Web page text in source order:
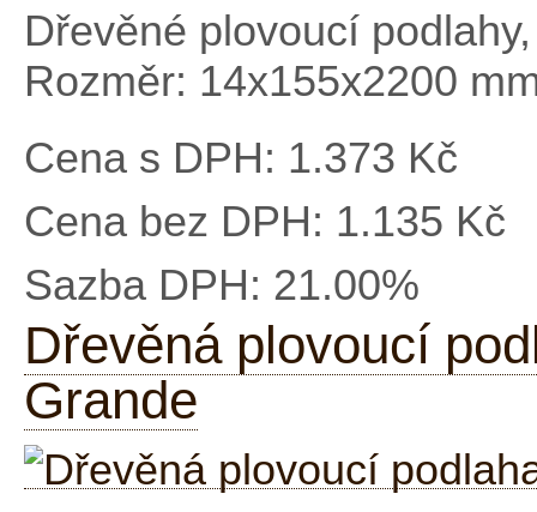
Dřevěné plovoucí
Rozměr: 14x155x2200
Cena s DPH: 1.373 Kč
Cena bez DPH: 1.135 Kč
Sazba DPH: 21.00%
Dřevěná plovoucí
Grande